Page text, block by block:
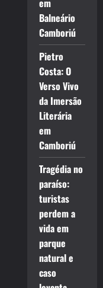
em
Balneário
Camboriú
Pietro
Costa: O
Verso Vivo
da Imersão
Literária
em
Camboriú
Tragédia no
paraíso:
turistas
perdem a
vida em
parque
natural e
caso